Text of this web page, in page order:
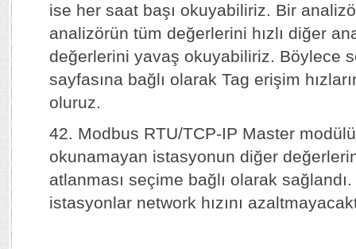
ise her saat başı okuyabiliriz. Bir
analizörün tüm değerlerini hızlı diğer
değerlerini yavaş okuyabiliriz. Böylece
sayfasına bağlı olarak Tag erişim
oluruz.
42. Modbus RTU/TCP-IP Master
okunamayan istasyonun diğer
atlanması seçime bağlı olarak
istasyonlar network hızını